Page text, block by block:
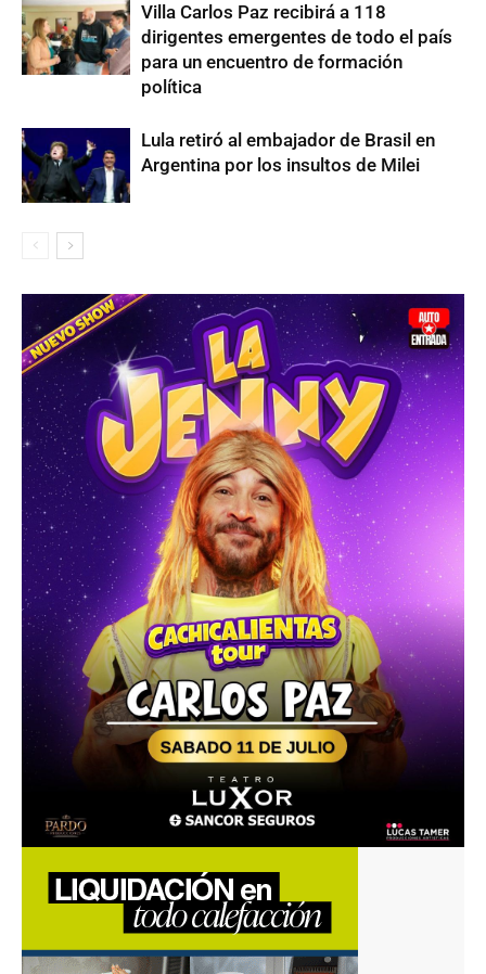
Villa Carlos Paz recibirá a 118
dirigentes emergentes de todo el país
para un encuentro de formación
política
Lula retiró al embajador de Brasil en
Argentina por los insultos de Milei